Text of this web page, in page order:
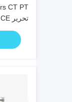
تحرير CE